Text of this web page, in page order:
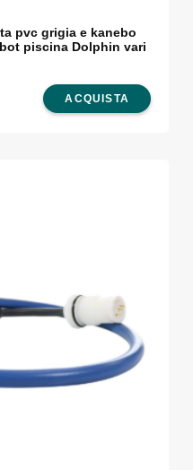
pvc grigia e kanebo
piscina Dolphin vari
ACQUISTA